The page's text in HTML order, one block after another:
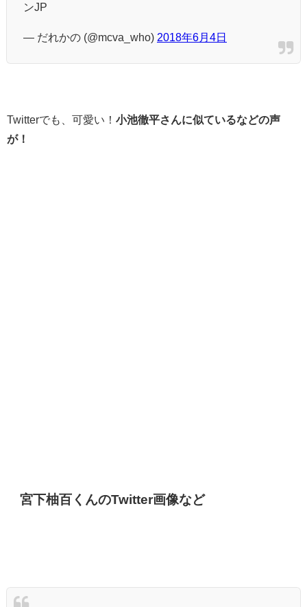
ンJP
— だれかの (@mcva_who) 2018年6月4日
Twitterでも、可愛い！ 小池徹平さんに似ているなどの声
が！
宮下柚百くんのTwitter画像など